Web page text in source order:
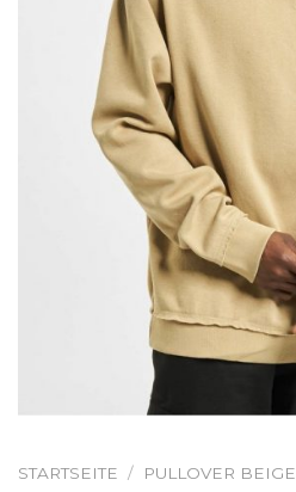
STARTSEITE / PULLOVER BEIGE